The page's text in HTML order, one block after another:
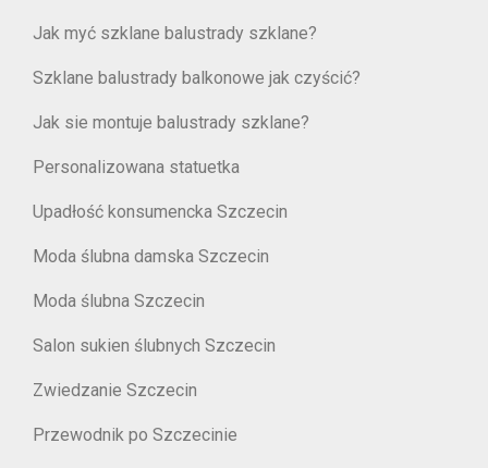
Jak myć szklane balustrady szklane?
Szklane balustrady balkonowe jak czyścić?
Jak sie montuje balustrady szklane?
Personalizowana statuetka
Upadłość konsumencka Szczecin
Moda ślubna damska Szczecin
Moda ślubna Szczecin
Salon sukien ślubnych Szczecin
Zwiedzanie Szczecin
Przewodnik po Szczecinie